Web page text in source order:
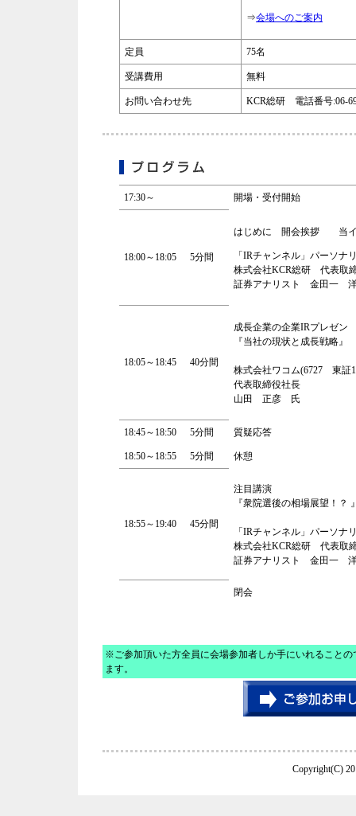
⇒会場へのご案内
定員 75名
受講費用 無料
お問い合わせ先 KCR総研 電話番号:06-
17:30～ 開場・受付開始
18:00～18:05 5分間
はじめに 開会挨拶 当イ
「IRチャンネル」パーソナ
株式会社KCR総研 代表取
証券アナリスト 金田一
18:05～18:45 40分間
成長企業の企業IRプレゼン
『当社の現状と成長戦略』
株式会社ワコム(6727 東証
代表取締役社長
山田 正彦 氏
18:45～18:50 5分間 質疑応答
18:50～18:55 5分間 休憩
18:55～19:40 45分間
注目講演
『衆院選後の相場展望！？
「IRチャンネル」パーソナ
株式会社KCR総研 代表取
証券アナリスト 金田一
閉会
※ご参加頂いた方全員に会場参加者しか手にいれること
ます。
Copyright(C)